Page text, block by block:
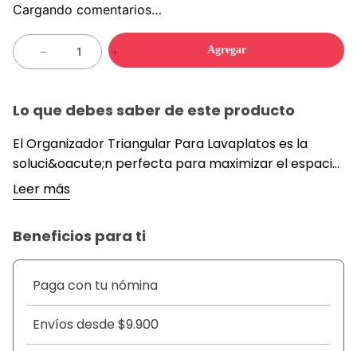
Cargando comentarios…
＋
－ Agregar
Lo que debes saber de este producto
El Organizador Triangular Para Lavaplatos es la
soluci&oacute;n perfecta para maximizar el espacio
en tu cocina y mantener tus utensilios de limpieza al
alcance de la mano. Dise&ntilde;ado para encajar en
vers&aacute;til y resistente permite un drenaje
eficiente y almacenamiento organizado de esponjas,
estropajos y otros accesorios de limpieza.
&nbsp;
DETALLES
&nbsp;
Leer más
Beneficios para ti
Paga con tu nómina
Envíos desde $9.900